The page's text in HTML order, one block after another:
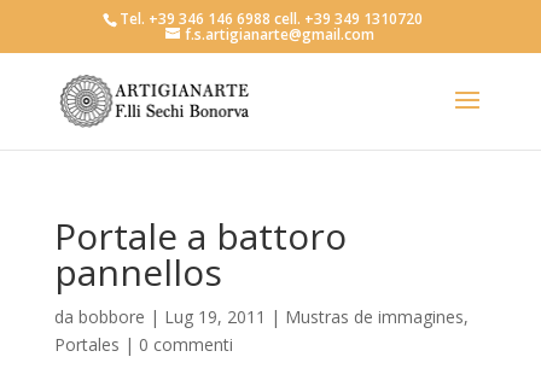
Tel. +39 346 146 6988 cell. +39 349 1310720
f.s.artigianarte@gmail.com
Portale a battoro
pannellos
da bobbore | Lug 19, 2011 | Mustras de immagines,
Portales | 0 commenti